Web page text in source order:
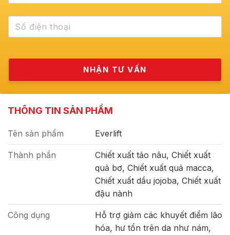
THÔNG TIN SẢN PHẨM
Tên sản phẩm Everlift
Thành phần
Chiết xuất tảo nâu, Chiết xuất
quả bơ, Chiết xuất quả macca,
Chiết xuất dầu jojoba, Chiết xuất
đậu nành
Công dụng
Hỗ trợ giảm các khuyết điểm lão
hóa, hư tổn trên da như nám,